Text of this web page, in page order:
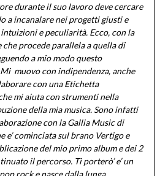
durante il suo lavoro deve cercare
a incanalare nei progetti giusti e
e peculiarità. Ecco, con la
procede parallela a quella di
a mio modo questo
muovo con indipendenza, anche
con una Etichetta
mi aiuta con strumenti nella
della mia musica. Sono infatti
con la Gallia Music di
e’ cominciata sul brano Vertigo e
del mio primo album e dei 2
il percorso. Ti porterò’ e’ un